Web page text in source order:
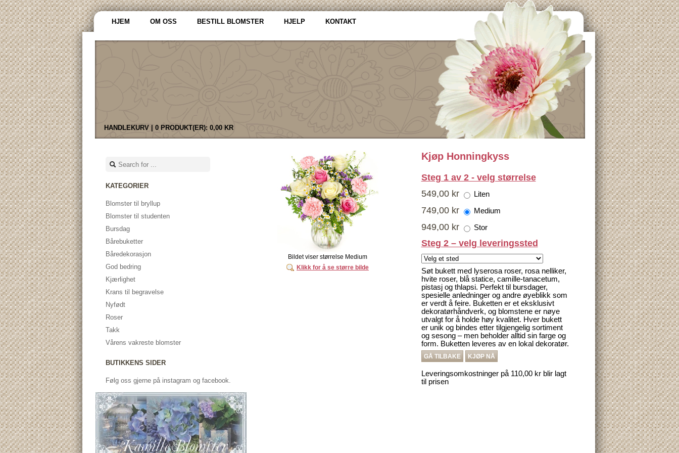
HJEM OM OSS BESTILL BLOMSTER HJELP KONTAKT
HANDLEKURV | 0 PRODUKT(ER): 0,00 KR
KATEGORIER
Blomster til bryllup
Blomster til studenten
Bursdag
Bårebuketter
Båredekorasjon
God bedring
Kjærlighet
Krans til begravelse
Nyfødt
Roser
Takk
Vårens vakreste blomster
BUTIKKENS SIDER
Følg oss gjerne på instagram og facebook.
Bildet viser størrelse Medium
Klikk for å se større bilde
Kjøp Honningkyss
Steg 1 av 2 - velg størrelse
549,00 kr
Liten
749,00 kr Medium
949,00 kr Stor
Steg 2 – velg leveringssted
Søt bukett med lyserosa roser, rosa nelliker,
hvite roser, blå statice, camille-tanacetum,
pistasj og thlapsi. Perfekt til bursdager,
spesielle anledninger og andre øyeblikk som
er verdt å feire. Buketten er et eksklusivt
dekoratørhåndverk, og blomstene er nøye
utvalgt for å holde høy kvalitet. Hver bukett
er unik og bindes etter tilgjengelig sortiment
og sesong – men beholder alltid sin farge og
form. Buketten leveres av en lokal dekoratør.
GÅ TILBAKE KJØP NÅ
Leveringsomkostninger på 110,00 kr blir lagt
til prisen